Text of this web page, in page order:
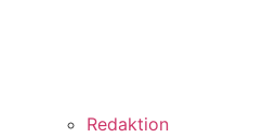
Redaktion